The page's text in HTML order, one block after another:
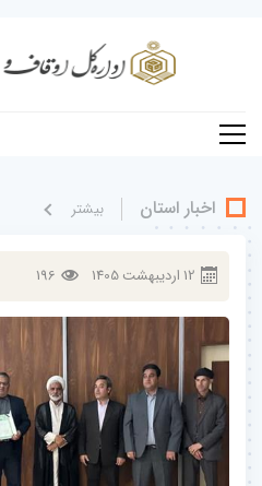
اخبار استان بيشتر
12ارديبهشت1405
196